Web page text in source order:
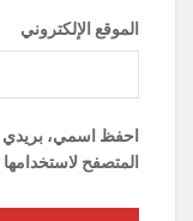
الموقع الإلكتروني
احفظ اسمي، بريدي
المتصفح